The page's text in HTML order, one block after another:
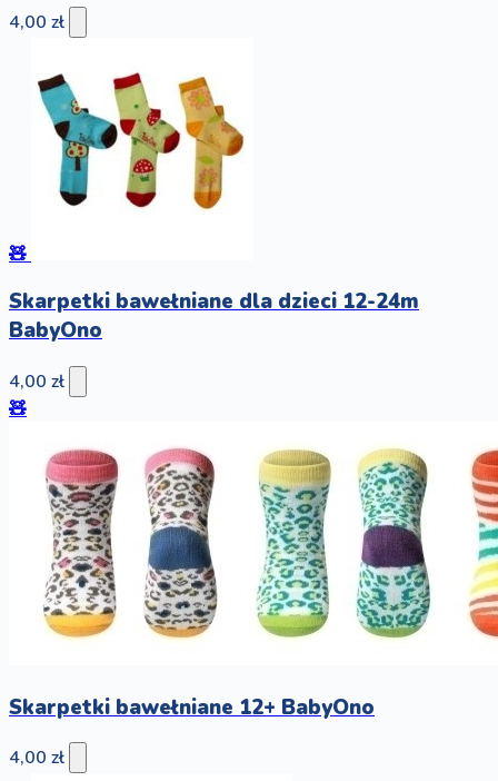
4,00 zł
🧸
Skarpetki bawełniane dla dzieci 12-24m
BabyOno
4,00 zł
🧸
Skarpetki bawełniane 12+ BabyOno
4,00 zł